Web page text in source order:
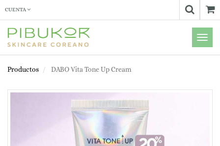
CUENTA
Menú
de
Productos
DABO Vita Tone Up Cream